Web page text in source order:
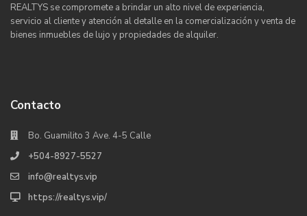
REALTYS se compromete a brindar un alto nivel de experiencia,
servicio al cliente y atención al detalle en la comercialización y venta de
bienes inmuebles de lujo y propiedades de alquiler.
Contacto
Bo. Guamilito 3 Ave. 4-5 Calle
+504-8927-5527
info@realtys.vip
https://realtys.vip/